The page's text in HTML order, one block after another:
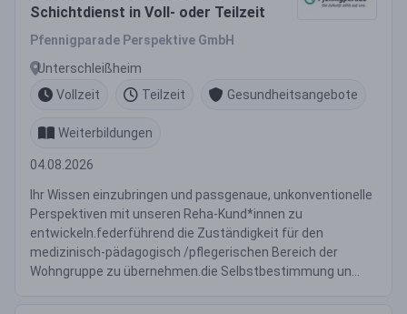
Schichtdienst in Voll- oder Teilzeit
Pfennigparade Perspektive GmbH
Unterschleißheim
Vollzeit
Teilzeit Gesundheitsangebote
Weiterbildungen
04.08.2026
Ihr Wissen einzubringen und passgenaue, unkonventionelle
Perspektiven mit unseren Reha-Kund*innen zu
entwickeln.federführend die Zuständigkeit für den
medizinisch-pädagogisch /pflegerischen Bereich der
Wohngruppe zu übernehmen.die Selbstbestimmung un...